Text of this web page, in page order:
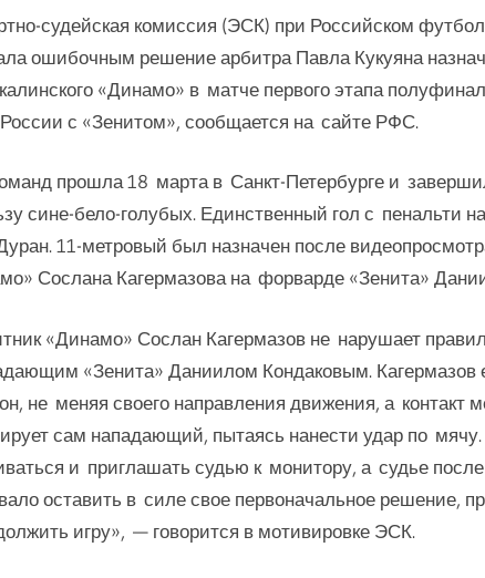
судейская комиссия (ЭСК) при Российском
ошибочным решение арбитра Павла Кукуяна
«Динамо» в матче первого этапа
с «Зенитом», сообщается на сайте РФС.
прошла 18 марта в Санкт-Петербурге и
сине-бело-голубых. Единственный гол с пенальти
11-метровый был назначен после
Сослана Кагермазова на форварде «Зенита»
«Динамо» Сослан Кагермазов не нарушает
«Зенита» Даниилом Кондаковым. Кагермазов
не меняя своего направления движения, а контакт
сам нападающий, пытаясь нанести удар по
и приглашать судью к монитору, а судье
оставить в силе свое первоначальное решение,
игру», — говорится в мотивировке ЭСК.